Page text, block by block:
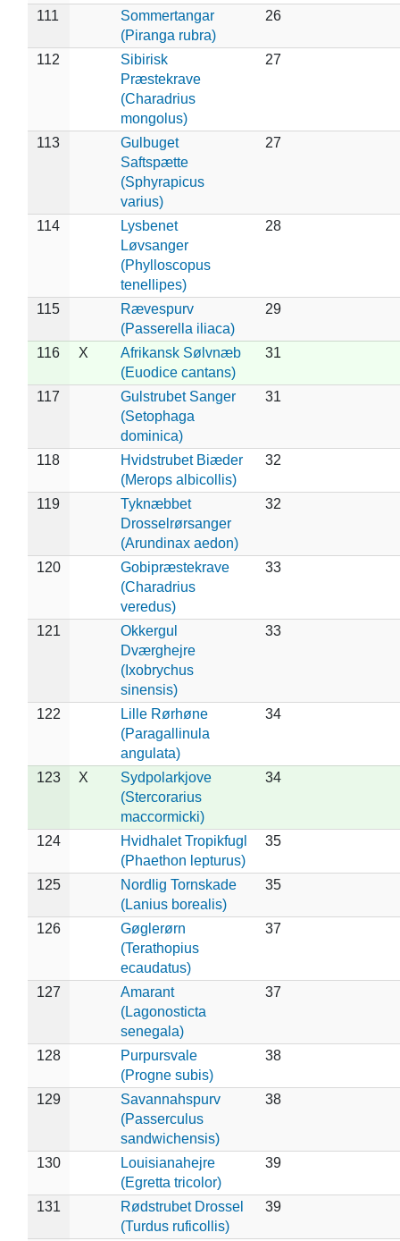
111
Sommertangar
(Piranga rubra)
26
112
Sibirisk
Præstekrave
(Charadrius
mongolus)
27
113
Gulbuget
Saftspætte
(Sphyrapicus
varius)
27
114
Lysbenet
Løvsanger
(Phylloscopus
tenellipes)
28
115
Rævespurv
(Passerella iliaca)
29
116 X
Afrikansk Sølvnæb
(Euodice cantans)
31
117
Gulstrubet Sanger
(Setophaga
dominica)
31
118
Hvidstrubet Biæder
(Merops albicollis)
32
119
Tyknæbbet
Drosselrørsanger
(Arundinax aedon)
32
120
Gobipræstekrave
(Charadrius
veredus)
33
121
Okkergul
Dværghejre
(Ixobrychus
sinensis)
33
122
Lille Rørhøne
(Paragallinula
angulata)
34
123 X
Sydpolarkjove
(Stercorarius
maccormicki)
34
124
Hvidhalet Tropikfugl
(Phaethon lepturus)
35
125
Nordlig Tornskade
(Lanius borealis)
35
126
Gøglerørn
(Terathopius
ecaudatus)
37
127
Amarant
(Lagonosticta
senegala)
37
128
Purpursvale
(Progne subis)
38
129
Savannahspurv
(Passerculus
sandwichensis)
38
130
Louisianahejre
(Egretta tricolor)
39
131
Rødstrubet Drossel
(Turdus ruficollis)
39